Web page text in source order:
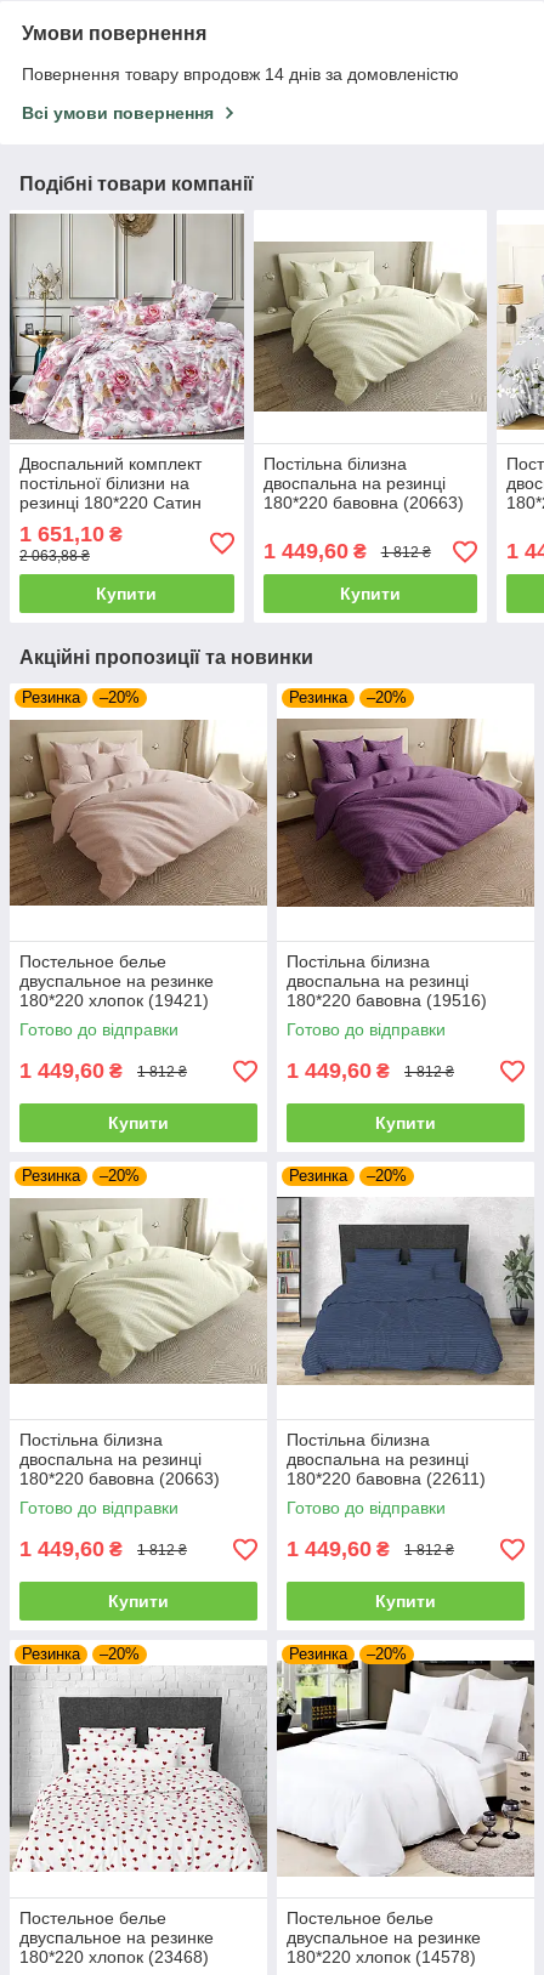
Умови повернення
Повернення товару впродовж 14 днів за домовленістю
Всі умови повернення
Подібні товари компанії
Двоспальний комплект
постільної білизни на
резинці 180*220 Сатин
Люкс
1 651,10 ₴
2 063,88 ₴
Купити
Постільна білизна
двоспальна на резинці
180*220 бавовна (20663)
1 449,60₴ 1 812 ₴
Купити
1
Акційні пропозиції та новинки
Резинка –20%
Постельное белье
двуспальное на резинке
180*220 хлопок (19421)
Готово до відправки
1 449,60 ₴ 1 812 ₴
Купити
Резинка –20%
Постільна білизна
двоспальна на резинці
180*220 бавовна (19516)
Готово до відправки
1 449,60 ₴ 1 812 ₴
Купити
Резинка –20%
Постільна білизна
двоспальна на резинці
180*220 бавовна (20663)
Готово до відправки
1 449,60 ₴ 1 812 ₴
Купити
Резинка –20%
Постільна білизна
двоспальна на резинці
180*220 бавовна (22611)
Готово до відправки
1 449,60 ₴ 1 812 ₴
Купити
Резинка –20%
Постельное белье
двуспальное на резинке
180*220 хлопок (23468)
Резинка –20%
Постельное белье
двуспальное на резинке
180*220 хлопок (14578)